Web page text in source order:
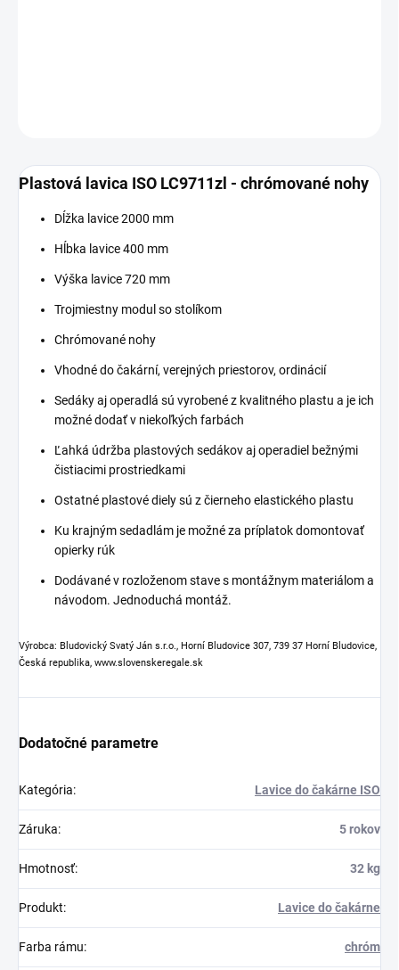
Plastová lavica ISO LC9711zl - chrómované nohy
Dĺžka lavice 2000 mm
Hĺbka lavice 400 mm
Výška lavice 720 mm
Trojmiestny modul so stolíkom
Chrómované nohy
Vhodné do čakární, verejných priestorov, ordinácií
Sedáky aj operadlá sú vyrobené z kvalitného plastu a je ich
možné dodať v niekoľkých farbách
Ľahká údržba plastových sedákov aj operadiel bežnými
čistiacimi prostriedkami
Ostatné plastové diely sú z čierneho elastického plastu
Ku krajným sedadlám je možné za príplatok domontovať
opierky rúk
Dodávané v rozloženom stave s montážnym materiálom a
návodom. Jednoduchá montáž.
Výrobca: Bludovický Svatý Ján s.r.o., Horní Bludovice 307, 739 37 Horní Bludovice,
Česká republika, www.slovenskeregale.sk
Dodatočné parametre
Kategória: Lavice do čakárne ISO
Záruka: 5 rokov
Hmotnosť: 32 kg
Produkt: Lavice do čakárne
Farba rámu: chróm